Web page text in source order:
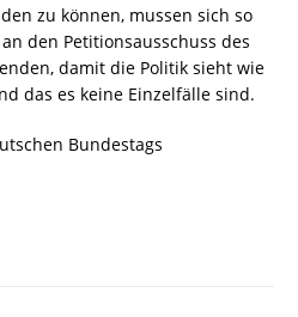
zu können, mussen sich so
den Petitionsausschuss des
damit die Politik sieht wie
das es keine Einzelfälle sind.
Bundestags